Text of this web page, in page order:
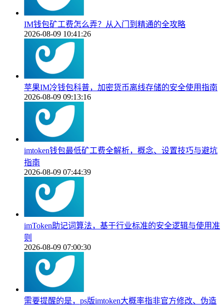
IM钱包矿工费怎么弄？从入门到精通的全攻略
2026-08-09 10:41:26
苹果IM冷钱包科普，加密货币离线存储的安全使用指南
2026-08-09 09:13:16
imtoken钱包最低矿工费全解析，概念、设置技巧与避坑
指南
2026-08-09 07:44:39
imToken助记词算法，基于行业标准的安全逻辑与使用准
则
2026-08-09 07:00:30
需要提醒的是，ps版imtoken大概率指非官方修改、伪造